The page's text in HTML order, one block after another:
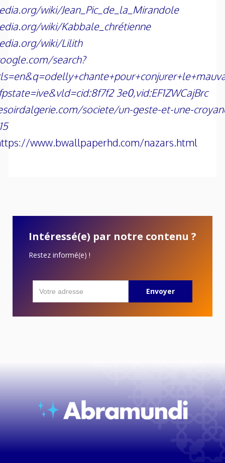
wiki/Jean_Pic_de_la_Mirandole
wiki/Kabbale_chrétienne
wiki/Lilith
search?
3e0,vid:EF1ZWCajBrc
societe/un-geste-et-une-
www.bwallpaperhd.com/nazars.html
Intéressé(e) par notre contenu ?
Restez informé(e) !